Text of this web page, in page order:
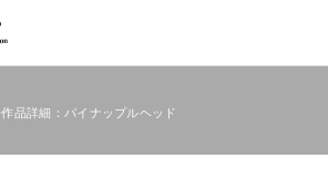
作品詳細：パイナップルヘッド